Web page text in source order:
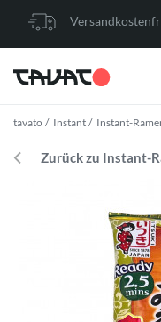
tavato Instant Instant-
Zurück zu Instant-